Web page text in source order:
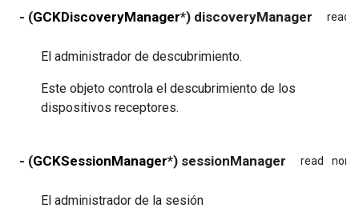
- (GCKDiscoveryManager*) discoveryManager read
El administrador de descubrimiento.
Este objeto controla el descubrimiento de los
dispositivos receptores.
- (GCKSessionManager*) sessionManager read
El administrador de la sesión